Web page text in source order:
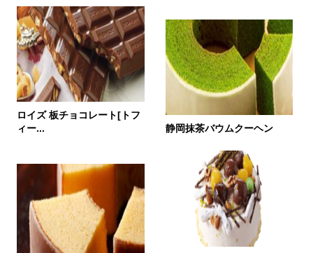
ロイズ 板チョコレート[トフ
ィー...
静岡抹茶バウムクーヘン